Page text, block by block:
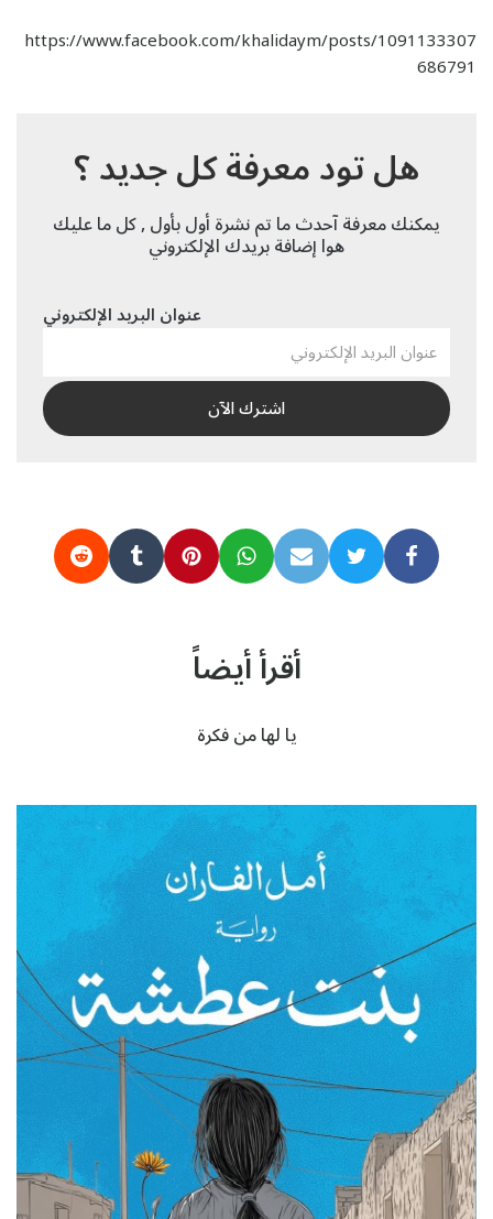
https://www.facebook.com/khalidaym/posts/1091133307
686791
هل تود معرفة كل جديد ؟
يمكنك معرفة آحدث ما تم نشرة أول بأول , كل ما عليك
هوا إضافة بريدك الإلكتروني
عنوان البريد الإلكتروني
أقرأ أيضاً
يا لها من فكرة